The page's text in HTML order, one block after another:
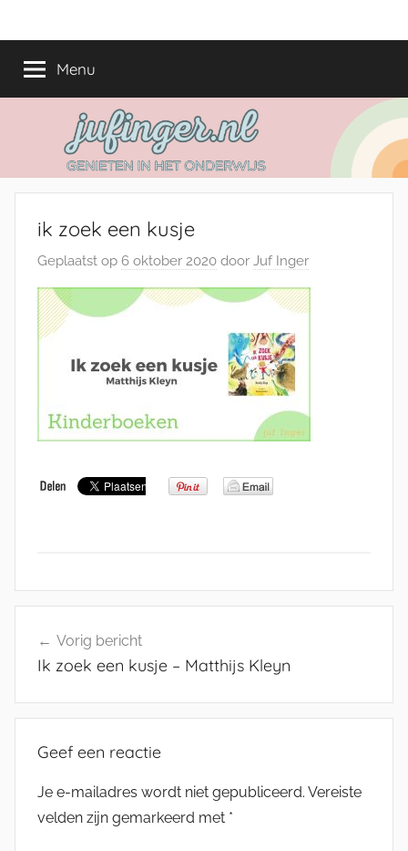
naarjufinger.nl
het
onderwijs
Menu
ik zoek een kusje
Geplaatst op 6 oktober 2020 door Juf Inger
navigatie
Vorig bericht
Ik zoek een kusje – Matthijs Kleyn
Geef een reactie
Je e-mailadres wordt niet gepubliceerd. Vereiste
velden zijn gemarkeerd met *